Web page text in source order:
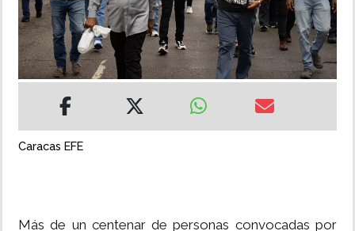
INSÓLITAS
MULTIMEDIA
IMPRESO
Caracas EFE
Más de un centenar de personas convocadas por